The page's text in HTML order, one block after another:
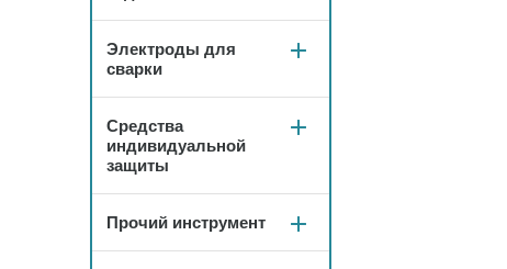
Электроды для
сварки
Средства
индивидуальной
защиты
Прочий инструмент